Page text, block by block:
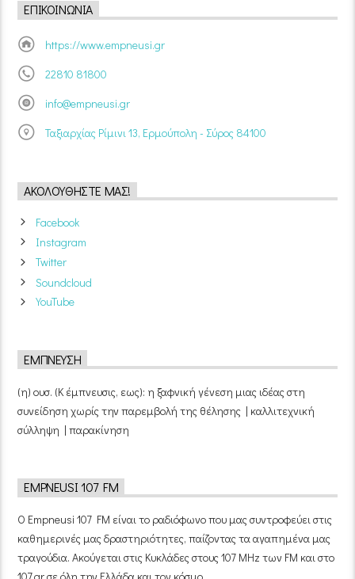
ΕΠΙΚΟΙΝΩΝΊΑ
https://www.empneusi.gr
22810 81800
info@empneusi.gr
Ταξιαρχίας Ρίμινι 13, Ερμούπολη - Σύρος 84100
ΑΚΟΛΟΥΘΉΣΤΕ ΜΑΣ!
Facebook
Instagram
Twitter
Soundcloud
YouTube
ΈΜΠΝΕΥΣΗ
(η) ουσ. (Κ έμπνευσις, εως): η ξαφνική γένεση μιας ιδέας στη
συνείδηση χωρίς την παρεμβολή της θέλησης | καλλιτεχνική
σύλληψη | παρακίνηση
EMPNEUSI 107 FM
Ο Empneusi 107 FM είναι το ραδιόφωνο που μας συντροφεύει στις
καθημερινές μας δραστηριότητες, παίζοντας τα αγαπημένα μας
τραγούδια. Ακούγεται στις Κυκλάδες στους 107 MHz των FM και στο